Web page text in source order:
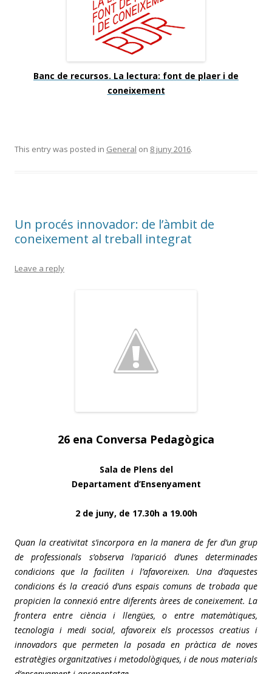
Banc de recursos. La lectura: font de plaer i de
coneixement
This entry was posted in General on 8 juny 2016.
Un procés innovador: de l’àmbit de
coneixement al treball integrat
Leave a reply
26 ena Conversa Pedagògica
Sala de Plens del
Departament d’Ensenyament
2 de juny, de 17.30h a 19.00h
Quan la creativitat s’incorpora en la manera de fer d’un grup
de professionals s’observa l’aparició d’unes determinades
condicions que la faciliten i l’afavoreixen. Una d’aquestes
condicions és la creació d’uns espais comuns de trobada que
propicien la connexió entre diferents àrees de coneixement. La
frontera entre ciència i llengües, o entre matemàtiques,
tecnologia i medi social, afavoreix els processos creatius i
innovadors que permeten la posada en pràctica de noves
estratègies organitzatives i metodològiques, i de nous materials